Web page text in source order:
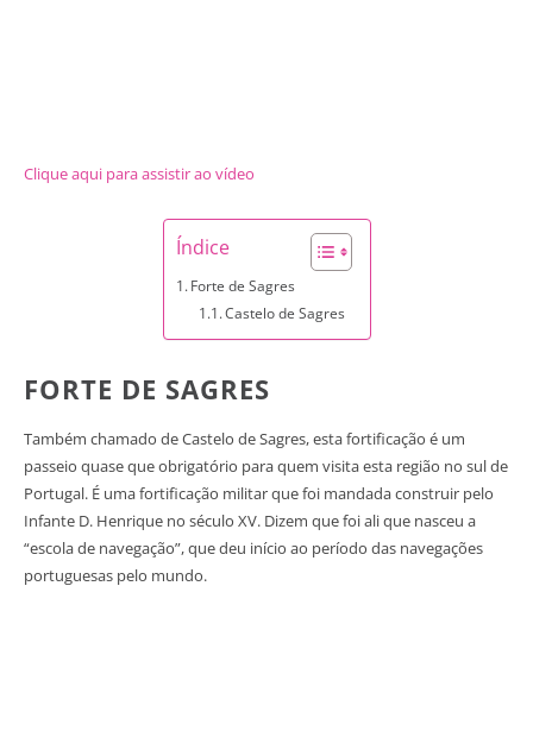
Clique aqui para assistir ao vídeo
Índice
Forte de Sagres
Castelo de Sagres
FORTE DE SAGRES
Também chamado de Castelo de Sagres, esta fortificação é um
passeio quase que obrigatório para quem visita esta região no sul de
Portugal. É uma fortificação militar que foi mandada construir pelo
Infante D. Henrique no século XV. Dizem que foi ali que nasceu a
“escola de navegação”, que deu início ao período das navegações
portuguesas pelo mundo.